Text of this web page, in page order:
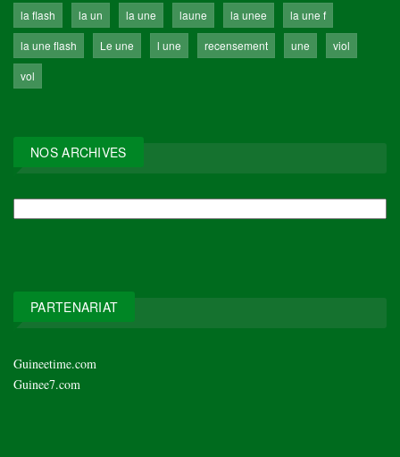
la flash
la un la une laune la unee
la une f
la une flash
Le une l une recensement une
viol
vol
NOS ARCHIVES
PARTENARIAT
Guineetime.com
Guinee7.com